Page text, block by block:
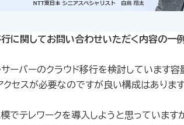
行に関してお問い合わせいただく内容の一例​
ーバーのクラウド移行を検討しています
クセスが必要なのですが良い構成はありま
でテレワークを導入しようと思っていま